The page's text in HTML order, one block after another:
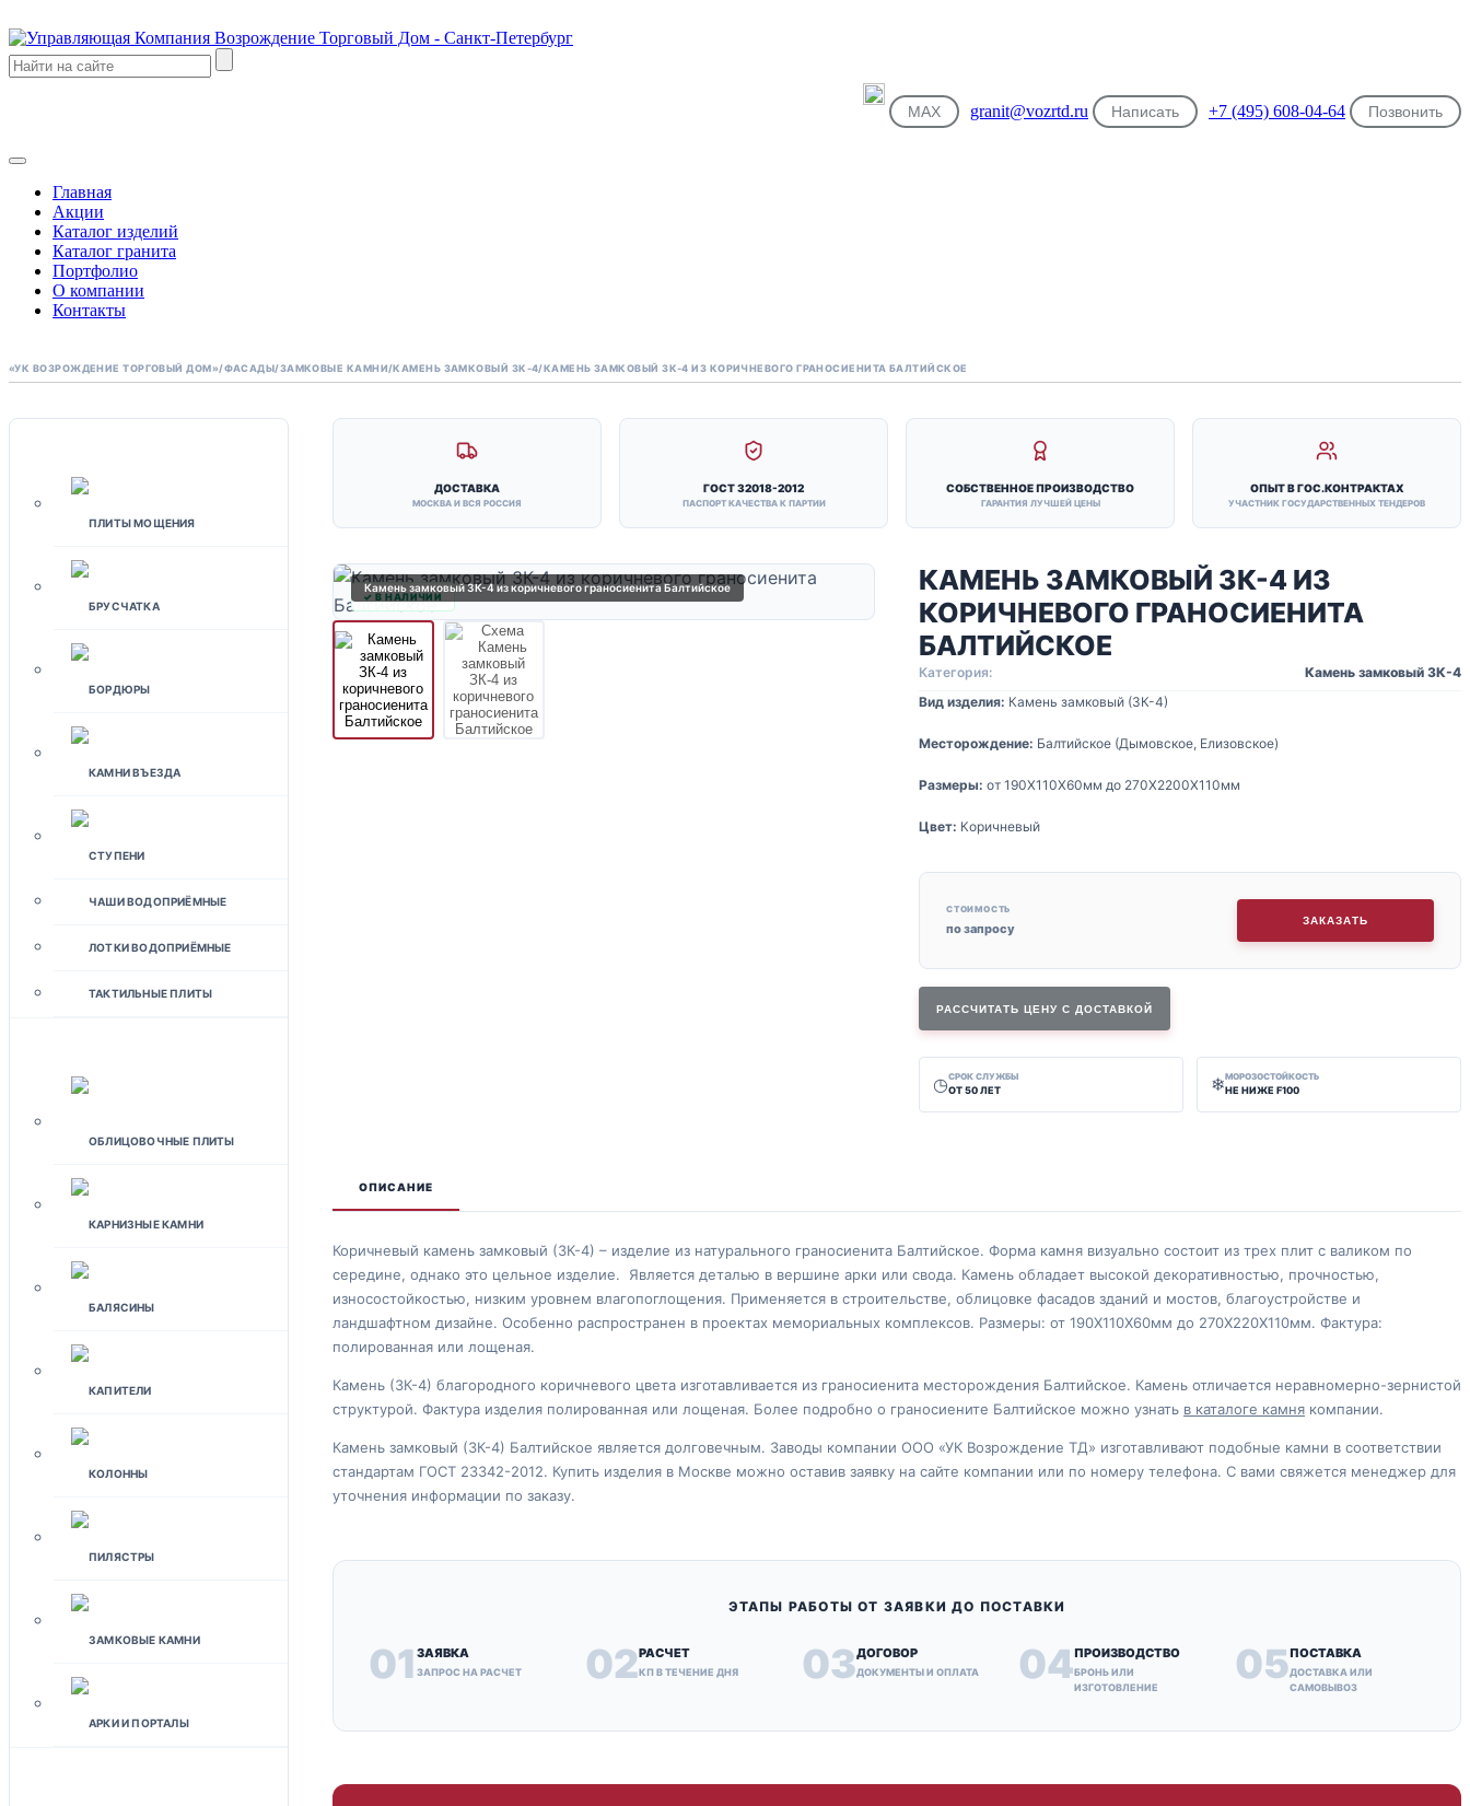
MAX granit@vozrtd.ru Написать +7 (495) 608-04-64 Позвонить
Главная
Акции
Каталог изделий
Каталог гранита
Портфолио
О компании
Контакты
«УК ВОЗРОЖДЕНИЕ ТОРГОВЫЙ ДОМ»/ФАСАДЫ/ЗАМКОВЫЕ КАМНИ/КАМЕНЬ ЗАМКОВЫЙ ЗК-4/КАМЕНЬ ЗАМКОВЫЙ ЗК-4 ИЗ КОРИЧНЕВОГО ГРАНОСИЕНИТА БАЛТИЙСКОЕ
ПЛИТЫ МОЩЕНИЯ
БРУСЧАТКА
БОРДЮРЫ
КАМНИ ВЪЕЗДА
СТУПЕНИ
ЧАШИ ВОДОПРИЁМНЫЕ
ЛОТКИ ВОДОПРИЁМНЫЕ
ТАКТИЛЬНЫЕ ПЛИТЫ
ОБЛИЦОВОЧНЫЕ ПЛИТЫ
КАРНИЗНЫЕ КАМНИ
БАЛЯСИНЫ
КАПИТЕЛИ
КОЛОННЫ
ПИЛЯСТРЫ
ЗАМКОВЫЕ КАМНИ
АРКИ И ПОРТАЛЫ
ДОСТАВКА
МОСКВА И ВСЯ РОССИЯ
ГОСТ 32018-2012
ПАСПОРТ КАЧЕСТВА К ПАРТИИ
СОБСТВЕННОЕ ПРОИЗВОДСТВО
ГАРАНТИЯ ЛУЧШЕЙ ЦЕНЫ
ОПЫТ В ГОС.КОНТРАКТАХ
УЧАСТНИК ГОСУДАРСТВЕННЫХ ТЕНДЕРОВ
✓ В НАЛИЧИИ
Камень замковый ЗК-4 из коричневого граносиенита Балтийское
КАМЕНЬ ЗАМКОВЫЙ ЗК-4 ИЗ
КОРИЧНЕВОГО ГРАНОСИЕНИТА
БАЛТИЙСКОЕ
Категория:
Камень замковый ЗК-4
Вид изделия: Камень замковый (ЗК-4)
Месторождение: Балтийское (Дымовское, Елизовское)
Размеры: от 190Х110Х60мм до 270Х2200Х110мм
Цвет: Коричневый
СТОИМОСТЬ
по запросу
ЗАКАЗАТЬ
РАССЧИТАТЬ ЦЕНУ С ДОСТАВКОЙ
◷СРОК СЛУЖБЫ
ОТ 50 ЛЕТ ❄МОРОЗОСТОЙКОСТЬ
НЕ НИЖЕ F100
ОПИСАНИЕ
Коричневый камень замковый (ЗК-4) – изделие из натурального граносиенита Балтийское. Форма камня визуально состоит из трех плит с валиком по
середине, однако это цельное изделие. Является деталью в вершине арки или свода. Камень обладает высокой декоративностью, прочностью,
износостойкостью, низким уровнем влагопоглощения. Применяется в строительстве, облицовке фасадов зданий и мостов, благоустройстве и
ландшафтном дизайне. Особенно распространен в проектах мемориальных комплексов. Размеры: от 190Х110Х60мм до 270Х220Х110мм. Фактура:
полированная или лощеная.
Камень (ЗК-4) благородного коричневого цвета изготавливается из граносиенита месторождения Балтийское. Камень отличается неравномерно-зернистой
структурой. Фактура изделия полированная или лощеная. Более подробно о граносиените Балтийское можно узнать в каталоге камня компании.
Камень замковый (ЗК-4) Балтийское является долговечным. Заводы компании ООО «УК Возрождение ТД» изготавливают подобные камни в соответствии
стандартам ГОСТ 23342-2012. Купить изделия в Москве можно оставив заявку на сайте компании или по номеру телефона. С вами свяжется менеджер для
уточнения информации по заказу.
ЭТАПЫ РАБОТЫ ОТ ЗАЯВКИ ДО ПОСТАВКИ
01 ЗАЯВКА
ЗАПРОС НА РАСЧЕТ 02РАСЧЕТ
КП В ТЕЧЕНИЕ ДНЯ 03ДОГОВОР
ДОКУМЕНТЫ И ОПЛАТА 04ПРОИЗВОДСТВО
БРОНЬ ИЛИ
ИЗГОТОВЛЕНИЕ
05ПОСТАВКА
ДОСТАВКА ИЛИ
САМОВЫВОЗ